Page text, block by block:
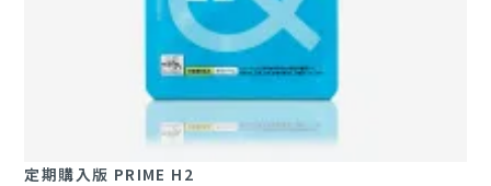
定期購入版 PRIME H2